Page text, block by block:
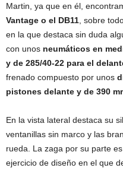
Martin, ya que en él,
Vantage o el DB11 , sobre
en la que destaca sin duda
con unos neumáticos en
y de 285/40-22 para el
frenado compuesto por unos
pistones delante y de 390
En la vista lateral destaca su
ventanillas sin marco y las
rueda. La zaga por su parte
ejercicio de diseño en el que